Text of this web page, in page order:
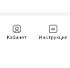
Кабинет Инструкция